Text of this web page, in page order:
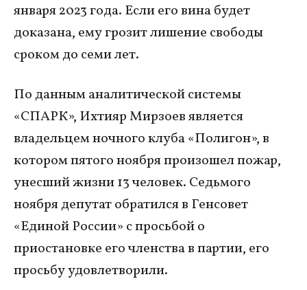
января 2023 года. Если его вина будет
доказана, ему грозит лишение свободы
сроком до семи лет.
По данным аналитической системы
«СПАРК», Ихтияр Мирзоев является
владельцем ночного клуба «Полигон», в
котором пятого ноября произошел пожар,
унесший жизни 13 человек. Седьмого
ноября депутат обратился в Генсовет
«Единой России» с просьбой о
приостановке его членства в партии, его
просьбу удовлетворили.